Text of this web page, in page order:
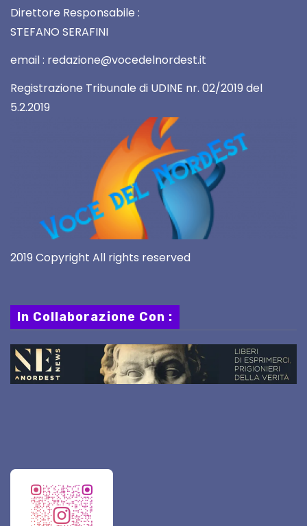
Direttore Responsabile :
STEFANO SERAFINI
email : redazione@vocedelnordest.it
Registrazione Tribunale di UDINE nr. 02/2019 del
5.2.2019
2019 Copyright All rights reserved
In Collaborazione Con :